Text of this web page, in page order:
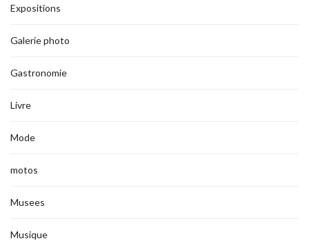
Expositions
Galerie photo
Gastronomie
Livre
Mode
motos
Musees
Musique